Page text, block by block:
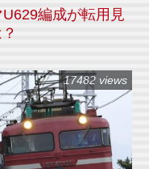
U629編成が転用見
17482 views